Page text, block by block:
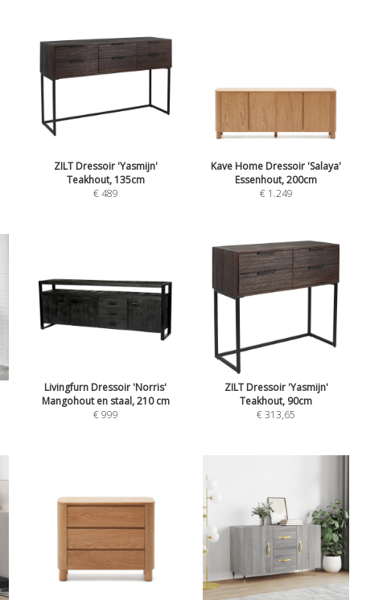
ZILT Dressoir 'Yasmijn'
Teakhout, 135cm
€ 489
Kave Home Dressoir 'Salaya'
Essenhout, 200cm
€ 1.249
Livingfurn Dressoir 'Norris'
Mangohout en staal, 210 cm
€ 999
ZILT Dressoir 'Yasmijn'
Teakhout, 90cm
€ 313,65